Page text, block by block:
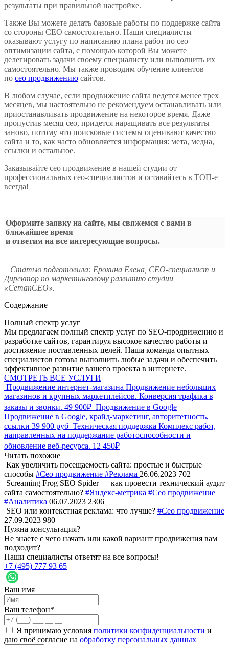
результаты при правильной настройке.
Также Вы можете делать базовые работы по поддержке сайта
со стороны СЕО самостоятельно. Наши специалисты
оказывают услугу по написанию плана работ по сео
оптимизации сайта, с помощью которой Вы можете
делегировать задачи своему специалисту или выполнить их
самостоятельно. Мы также проводим обучение клиентов
по сео продвижению сайтов.
В любом случае, если продвижение сайта ведется менее трех
месяцев, мы настоятельно не рекомендуем останавливать или
приостанавливать продвижение на некоторое время. Даже
пропустив месяц сео, придется наращивать все результаты
заново, потому что поисковые системы оценивают качество
сайта и то, как часто обновляется информация: мета, медиа,
ссылки и остальное.
Заказывайте сео продвижение в нашей студии от
профессиональных сео-специалистов и оставайтесь в ТОП-е
всегда!
Оформите заявку на сайте, мы свяжемся с вами в
ближайшее время
и ответим на все интересующие вопросы.
Статью подготовила: Ерохина Елена, СЕО-специалист и
Директор по маркетинговому развитию студии
«СетапСЕО».
Содержание
Полный спектр услуг
Мы предлагаем полный спектр услуг по SEO-продвижению и
разработке сайтов, гарантируя высокое качество работы и
достижение поставленных целей. Наша команда опытных
специалистов готова выполнить любые задачи и обеспечить
эффективное развитие вашего проекта в интернете.
СМОТРЕТЬ ВСЕ УСЛУГИ
Продвижение интернет-магазина Продвижение небольших
магазинов и крупных маркетплейсов. Конверсия трафика в
заказы и звонки. 49 900₽ Продвижение в Google
Продвижение в Google, крайд-маркетинг, авторитетность,
ссылки 39 900 руб Техническая поддержка Комплекс работ,
направленных на поддержание работоспособности и
обновление веб-ресурса. 12 450₽
Читать похожие
Как увеличить посещаемость сайта: простые и быстрые
способы #Сео продвижение #Реклама 26.06.2023 702
Screaming Frog SEO Spider — как провести технический аудит
сайта самостоятельно? #Яндекс-метрика #Сео продвижение
#Аналитика 06.07.2023 2306
SEO или контекстная реклама: что лучше? #Сео продвижение
27.09.2023 980
Нужна консультация?
Не знаете с чего начать или какой вариант продвижения вам
подходит?
Наши специалисты ответят на все вопросы!
+7 (495) 777 93 65
Ваш имя
Ваш телефон*
Я принимаю условия политики конфиденциальности и
даю своё согласие на обработку персональных данных